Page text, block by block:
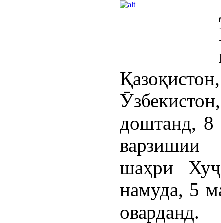
доштанд, 8
варзишии
шаҳри
намуда, 5
оварданд.